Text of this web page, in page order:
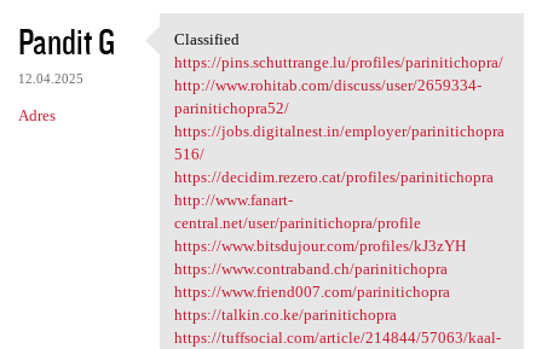
Pandit G
12.04.2025
Adres
Classified
Classified
https://pins.schuttrange.lu/profiles/parinitichopra/
http://www.rohitab.com/discuss/user/2659334-
parinitichopra52/
https://jobs.digitalnest.in/employer/parinitichopra
516/
https://decidim.rezero.cat/profiles/parinitichopra
http://www.fanart-
central.net/user/parinitichopra/profile
https://www.bitsdujour.com/profiles/kJ3zYH
https://www.contraband.ch/parinitichopra
https://www.friend007.com/parinitichopra
https://talkin.co.ke/parinitichopra
https://tuffsocial.com/article/214844/57063/kaal-